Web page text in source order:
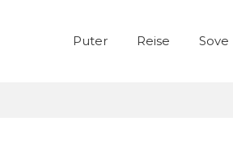
Puter Reise Sove